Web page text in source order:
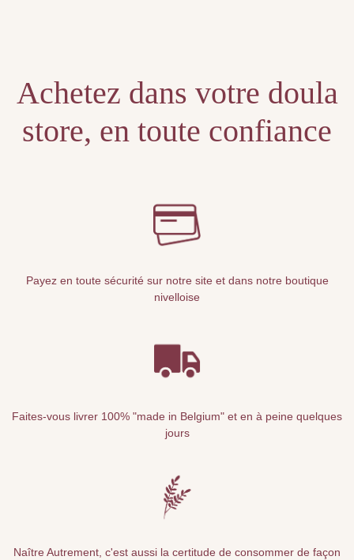
Achetez dans votre doula
store, en toute confiance
Payez en toute sécurité sur notre site et dans notre boutique
nivelloise
Faites-vous livrer 100% "made in Belgium" et en à peine quelques
jours
Naître Autrement, c'est aussi la certitude de consommer de façon